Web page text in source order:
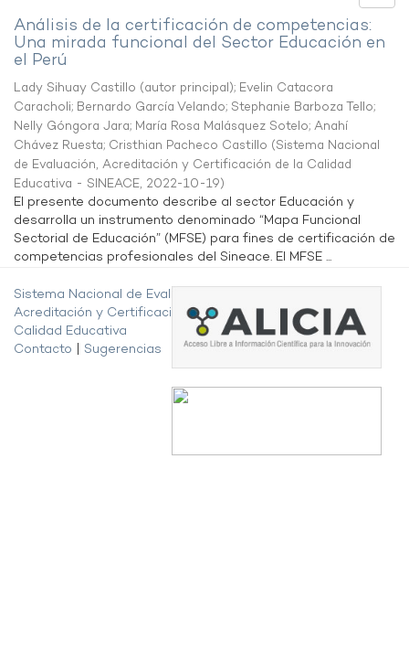
Análisis de la certificación de competencias:
Una mirada funcional del Sector Educación en
el Perú
Lady Sihuay Castillo (autor principal); Evelin Catacora
Caracholi; Bernardo García Velando; Stephanie Barboza Tello;
Nelly Góngora Jara; María Rosa Malásquez Sotelo; Anahí
Chávez Ruesta; Cristhian Pacheco Castillo (Sistema Nacional
de Evaluación, Acreditación y Certificación de la Calidad
Educativa - SINEACE, 2022-10-19)
El presente documento describe al sector Educación y
desarrolla un instrumento denominado “Mapa Funcional
Sectorial de Educación” (MFSE) para fines de certificación de
competencias profesionales del Sineace. El MFSE ...
Sistema Nacional de Evaluación,
Acreditación y Certificación de la
Calidad Educativa
Contacto
Sugerencias